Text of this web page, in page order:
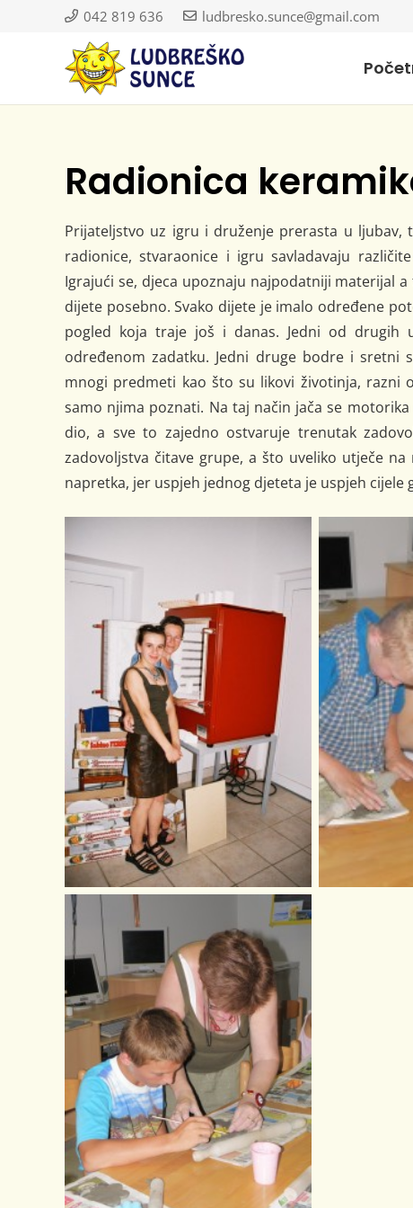
042 819 636 ludbresko.sunce@gmail.com
Radionica
Prijateljstvo uz igru i druženje prerasta u ljubav,
radionice, stvaraonice i igru savladavaju
Igrajući se, djeca upoznaju najpodatniji materijal
dijete posebno. Svako dijete je imalo određene
pogled koja traje još i danas. Jedni od drugih
određenom zadatku. Jedni druge bodre i sretni
mnogi predmeti kao što su likovi životinja, razni
samo njima poznati. Na taj način jača se
dio, a sve to zajedno ostvaruje trenutak
zadovoljstva čitave grupe, a što uveliko utječe
napretka, jer uspjeh jednog djeteta je uspjeh cijele